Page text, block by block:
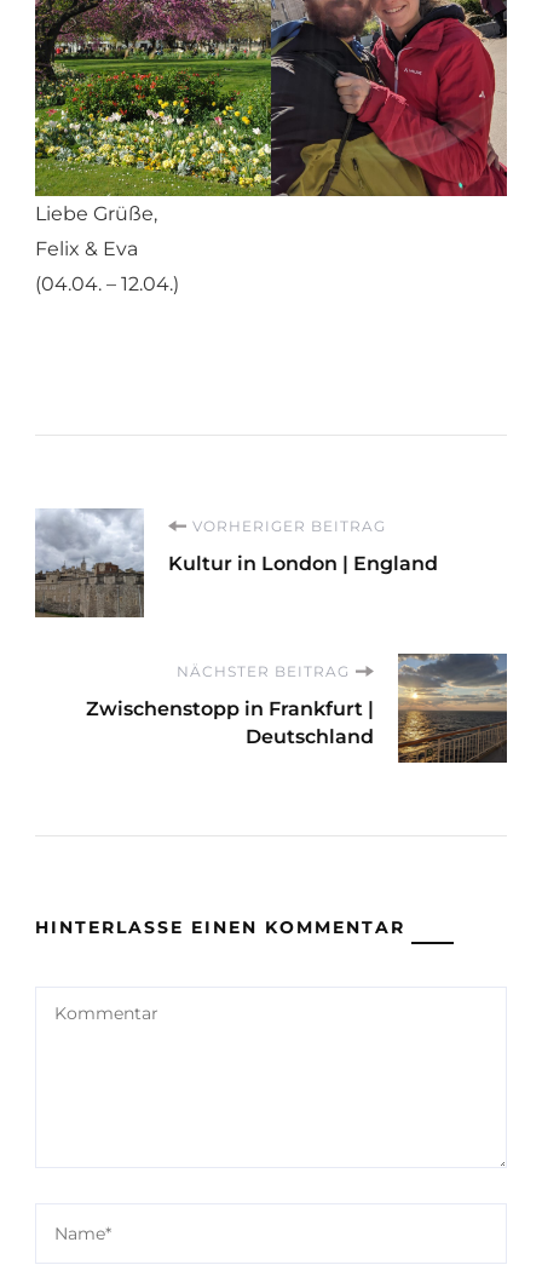
Liebe Grüße,
Felix & Eva
(04.04. – 12.04.)
Beitragsnavigation
VORHERIGER BEITRAG
Kultur in London | England
NÄCHSTER BEITRAG
Zwischenstopp in Frankfurt |
Deutschland
HINTERLASSE EINEN KOMMENTAR